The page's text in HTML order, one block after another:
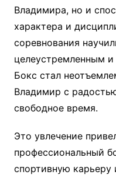
Владимира, но и
характера и
соревнования
целеустремленным
Бокс стал
Владимир с
свободное время.
Это увлечение
профессиональный
спортивную карьеру